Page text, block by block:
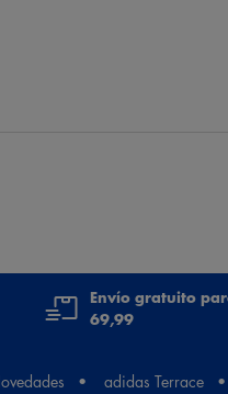
para correr todo tipo de
700-800km approx.
Envío gratuito
69,99
adidas Terrace